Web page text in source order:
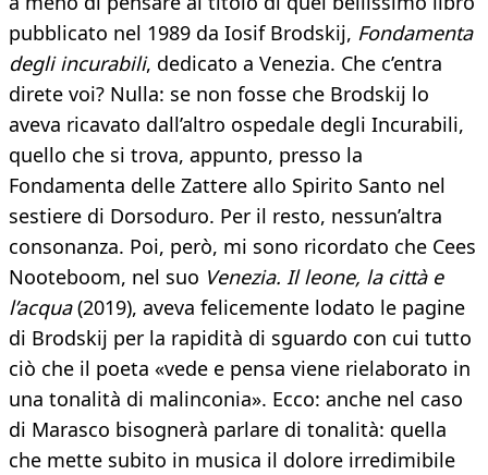
pubblicato nel 1989 da Iosif Brodskij, Fondamenta
degli incurabili, dedicato a Venezia. Che c’entra
direte voi? Nulla: se non fosse che Brodskij lo
aveva ricavato dall’altro ospedale degli Incurabili,
quello che si trova, appunto, presso la
Fondamenta delle Zattere allo Spirito Santo nel
sestiere di Dorsoduro. Per il resto, nessun’altra
consonanza. Poi, però, mi sono ricordato che Cees
Nooteboom, nel suo Venezia. Il leone, la città e
l’acqua(2019), aveva felicemente lodato le pagine
di Brodskij per la rapidità di sguardo con cui tutto
ciò che il poeta «vede e pensa viene rielaborato in
una tonalità di malinconia». Ecco: anche nel caso
di Marasco bisognerà parlare di tonalità: quella
che mette subito in musica il dolore irredimibile